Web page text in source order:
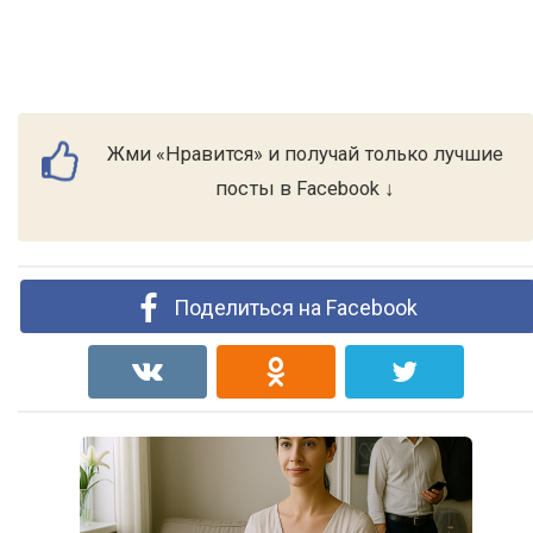
Жми «Нравится» и получай только лучшие
посты в Facebook ↓
Поделиться на Facebook